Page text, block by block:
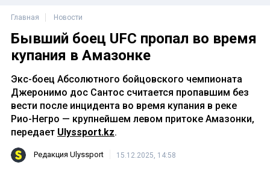
Главная Новости
Бывший боец UFC пропал во время
купания в Амазонке
Экс-боец Абсолютного бойцовского чемпионата
Джеронимо дос Сантос считается пропавшим без
вести после инцидента во время купания в реке
Рио-Негро — крупнейшем левом притоке Амазонки,
передает Ulyssport.kz.
Редакция Ulyssport 15.12.2025, 14:58